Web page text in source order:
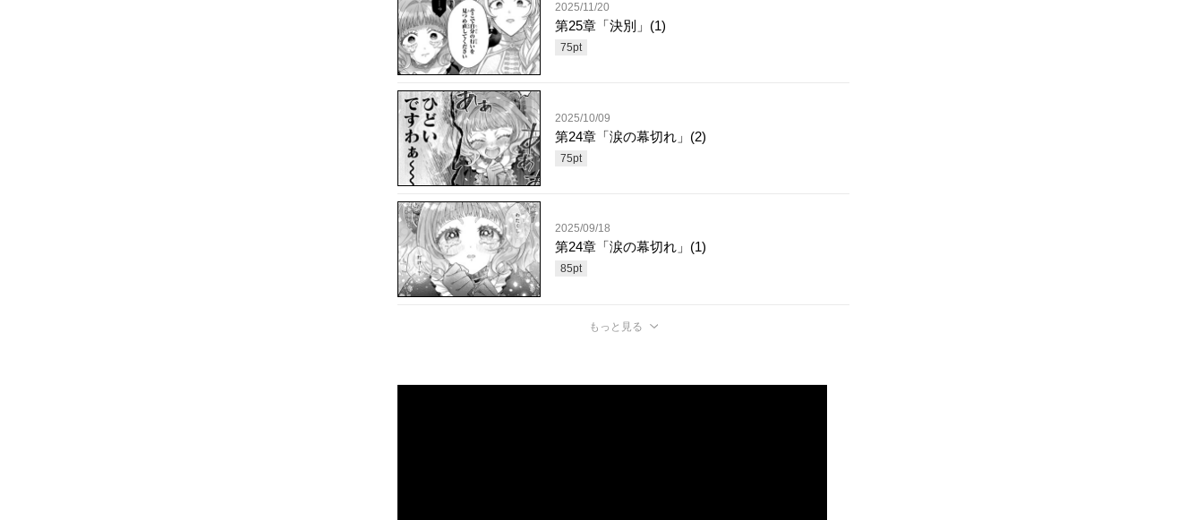
2025/11/20
第25章「決別」(1)
75pt
2025/10/09
第24章「涙の幕切れ」(2)
75pt
2025/09/18
第24章「涙の幕切れ」(1)
85pt
もっと見る